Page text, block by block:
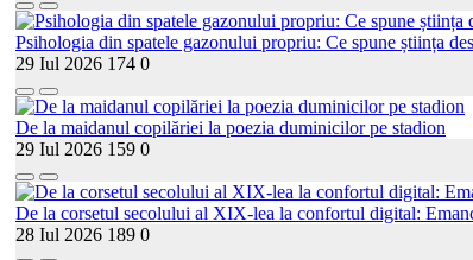
Psihologia din spatele gazonului propriu: Ce spune știința
29 Iul 2026 174 0
De la maidanul copilăriei la poezia duminicilor pe stadion
29 Iul 2026 159 0
De la corsetul secolului al XIX-lea la confortul digital:
28 Iul 2026 189 0